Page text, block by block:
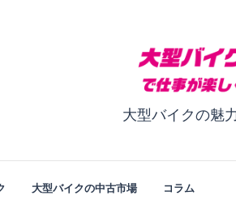
大型バイクの魅
大型バイクの中古市場 コラム